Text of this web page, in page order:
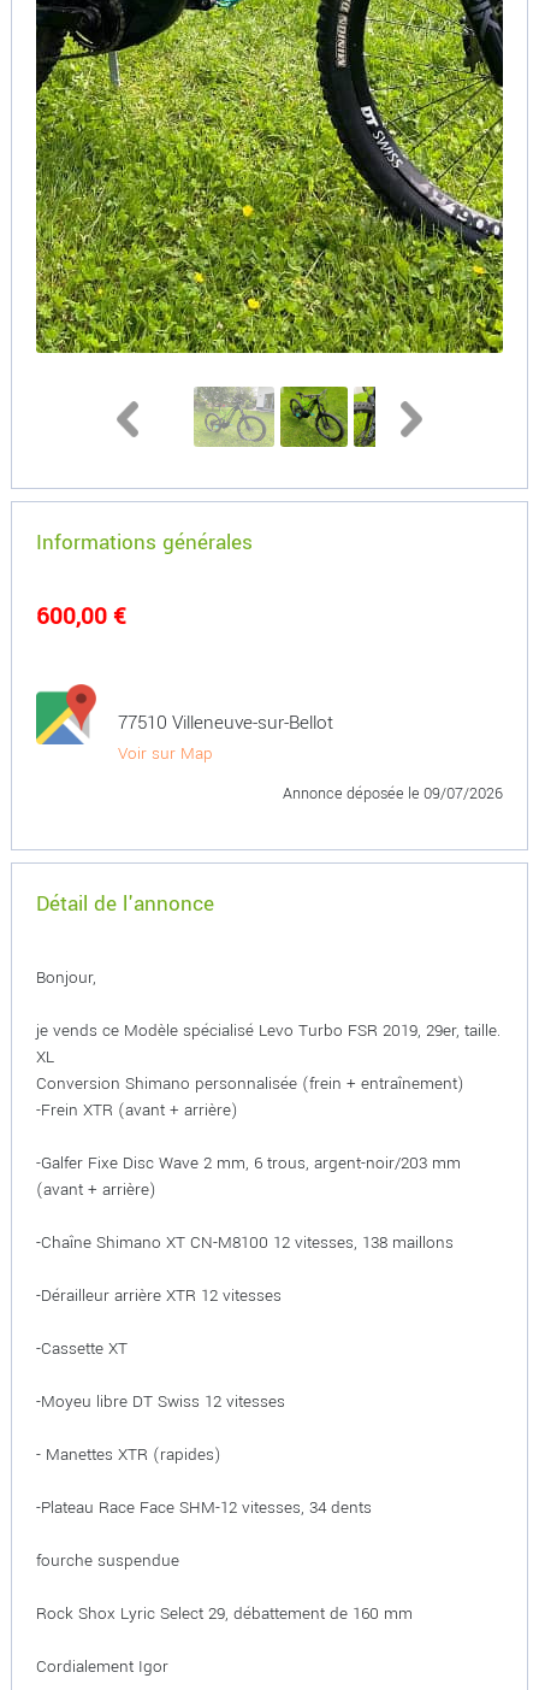
Informations générales
600,00 €
77510 Villeneuve-sur-Bellot
Voir sur Map
Annonce déposée le 09/07/2026
Détail de l'annonce
Bonjour,
je vends ce Modèle spécialisé Levo Turbo FSR 2019, 29er, taille.
XL
Conversion Shimano personnalisée (frein + entraînement)
-Frein XTR (avant + arrière)
-Galfer Fixe Disc Wave 2 mm, 6 trous, argent-noir/203 mm
(avant + arrière)
-Chaîne Shimano XT CN-M8100 12 vitesses, 138 maillons
-Dérailleur arrière XTR 12 vitesses
-Cassette XT
-Moyeu libre DT Swiss 12 vitesses
- Manettes XTR (rapides)
-Plateau Race Face SHM-12 vitesses, 34 dents
fourche suspendue
Rock Shox Lyric Select 29, débattement de 160 mm
Cordialement Igor